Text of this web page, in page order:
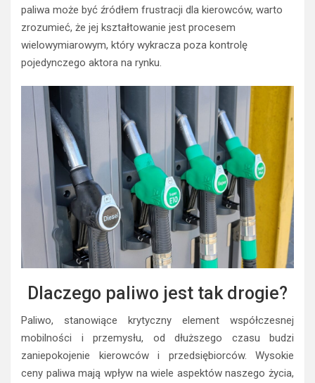
paliwa może być źródłem frustracji dla kierowców, warto
zrozumieć, że jej kształtowanie jest procesem
wielowymiarowym, który wykracza poza kontrolę
pojedynczego aktora na rynku.
Dlaczego paliwo jest tak drogie?
Paliwo, stanowiące krytyczny element współczesnej
mobilności i przemysłu, od dłuższego czasu budzi
zaniepokojenie kierowców i przedsiębiorców. Wysokie
ceny paliwa mają wpływ na wiele aspektów naszego życia,